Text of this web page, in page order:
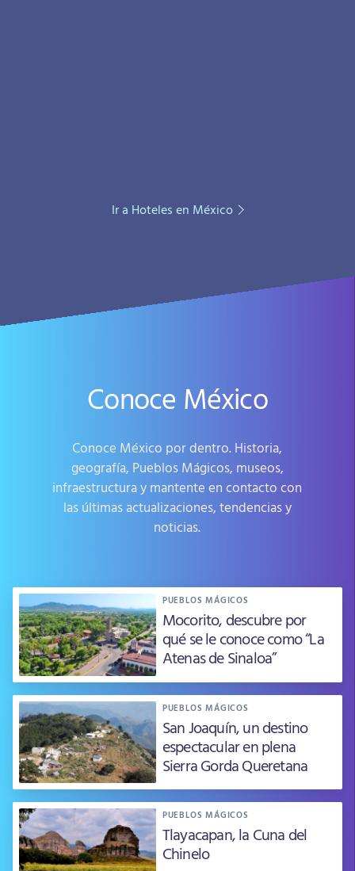
Ir a Hoteles en México
Conoce México
Conoce México por dentro. Historia,
geografía, Pueblos Mágicos, museos,
infraestructura y mantente en contacto con
las últimas actualizaciones, tendencias y
noticias.
PUEBLOS MÁGICOS
Mocorito, descubre por
qué se le conoce como “La
Atenas de Sinaloa”
PUEBLOS MÁGICOS
San Joaquín, un destino
espectacular en plena
Sierra Gorda Queretana
PUEBLOS MÁGICOS
Tlayacapan, la Cuna del
Chinelo